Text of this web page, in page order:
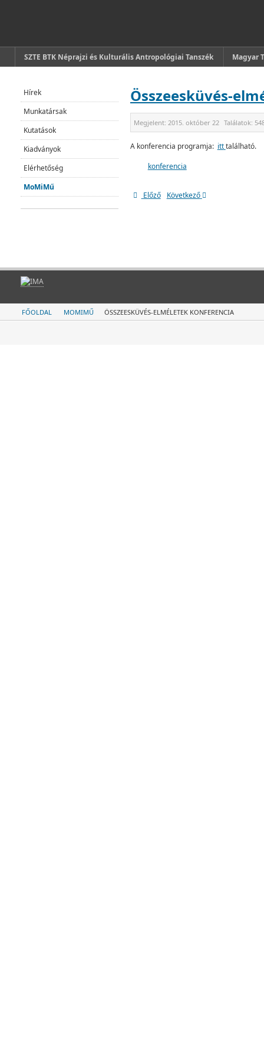
SZTE BTK Néprajzi és Kulturális Antropológiai Tanszék Magyar
Összeesküvés-
Megjelent: 2015. október 22 Találatok:
A konferencia programja: itttalálható.
konferencia
Előző Következő
Hírek
Munkatársak
Kutatások
Kiadványok
Elérhetőség
MoMiMű
FŐOLDAL MOMIMŰ ÖSSZEESKÜVÉS-ELMÉLETEK KONFERENCIA